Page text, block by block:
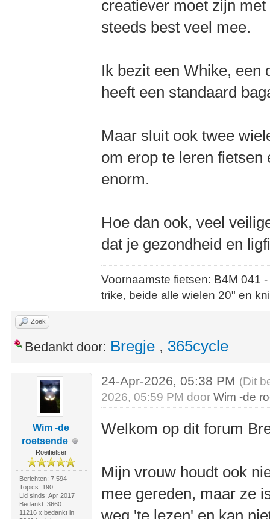
creatiever moet zijn
steeds best veel mee.
Ik bezit een Whike, een
heeft een standaard
Maar sluit ook twee
om erop te leren
enorm.
Hoe dan ook, veel
dat je gezondheid en
Voornaamste fietsen: B4M
trike, beide alle wielen 20" en
Zoek
Bedankt door: Bregje , 365cycle
Wim -de
roetsende
Roeifietser
Berichten: 7.594
Topics: 190
Lid sinds: Apr 2017
Bedankt: 3660
11216 x bedankt in
24-Apr-2026, 05:38 PM (Dit
2026, 05:59 PM doorWim -de
Welkom op dit forum
Mijn vrouw houdt ook
mee gereden, maar ze
weg 'te lezen' en kan